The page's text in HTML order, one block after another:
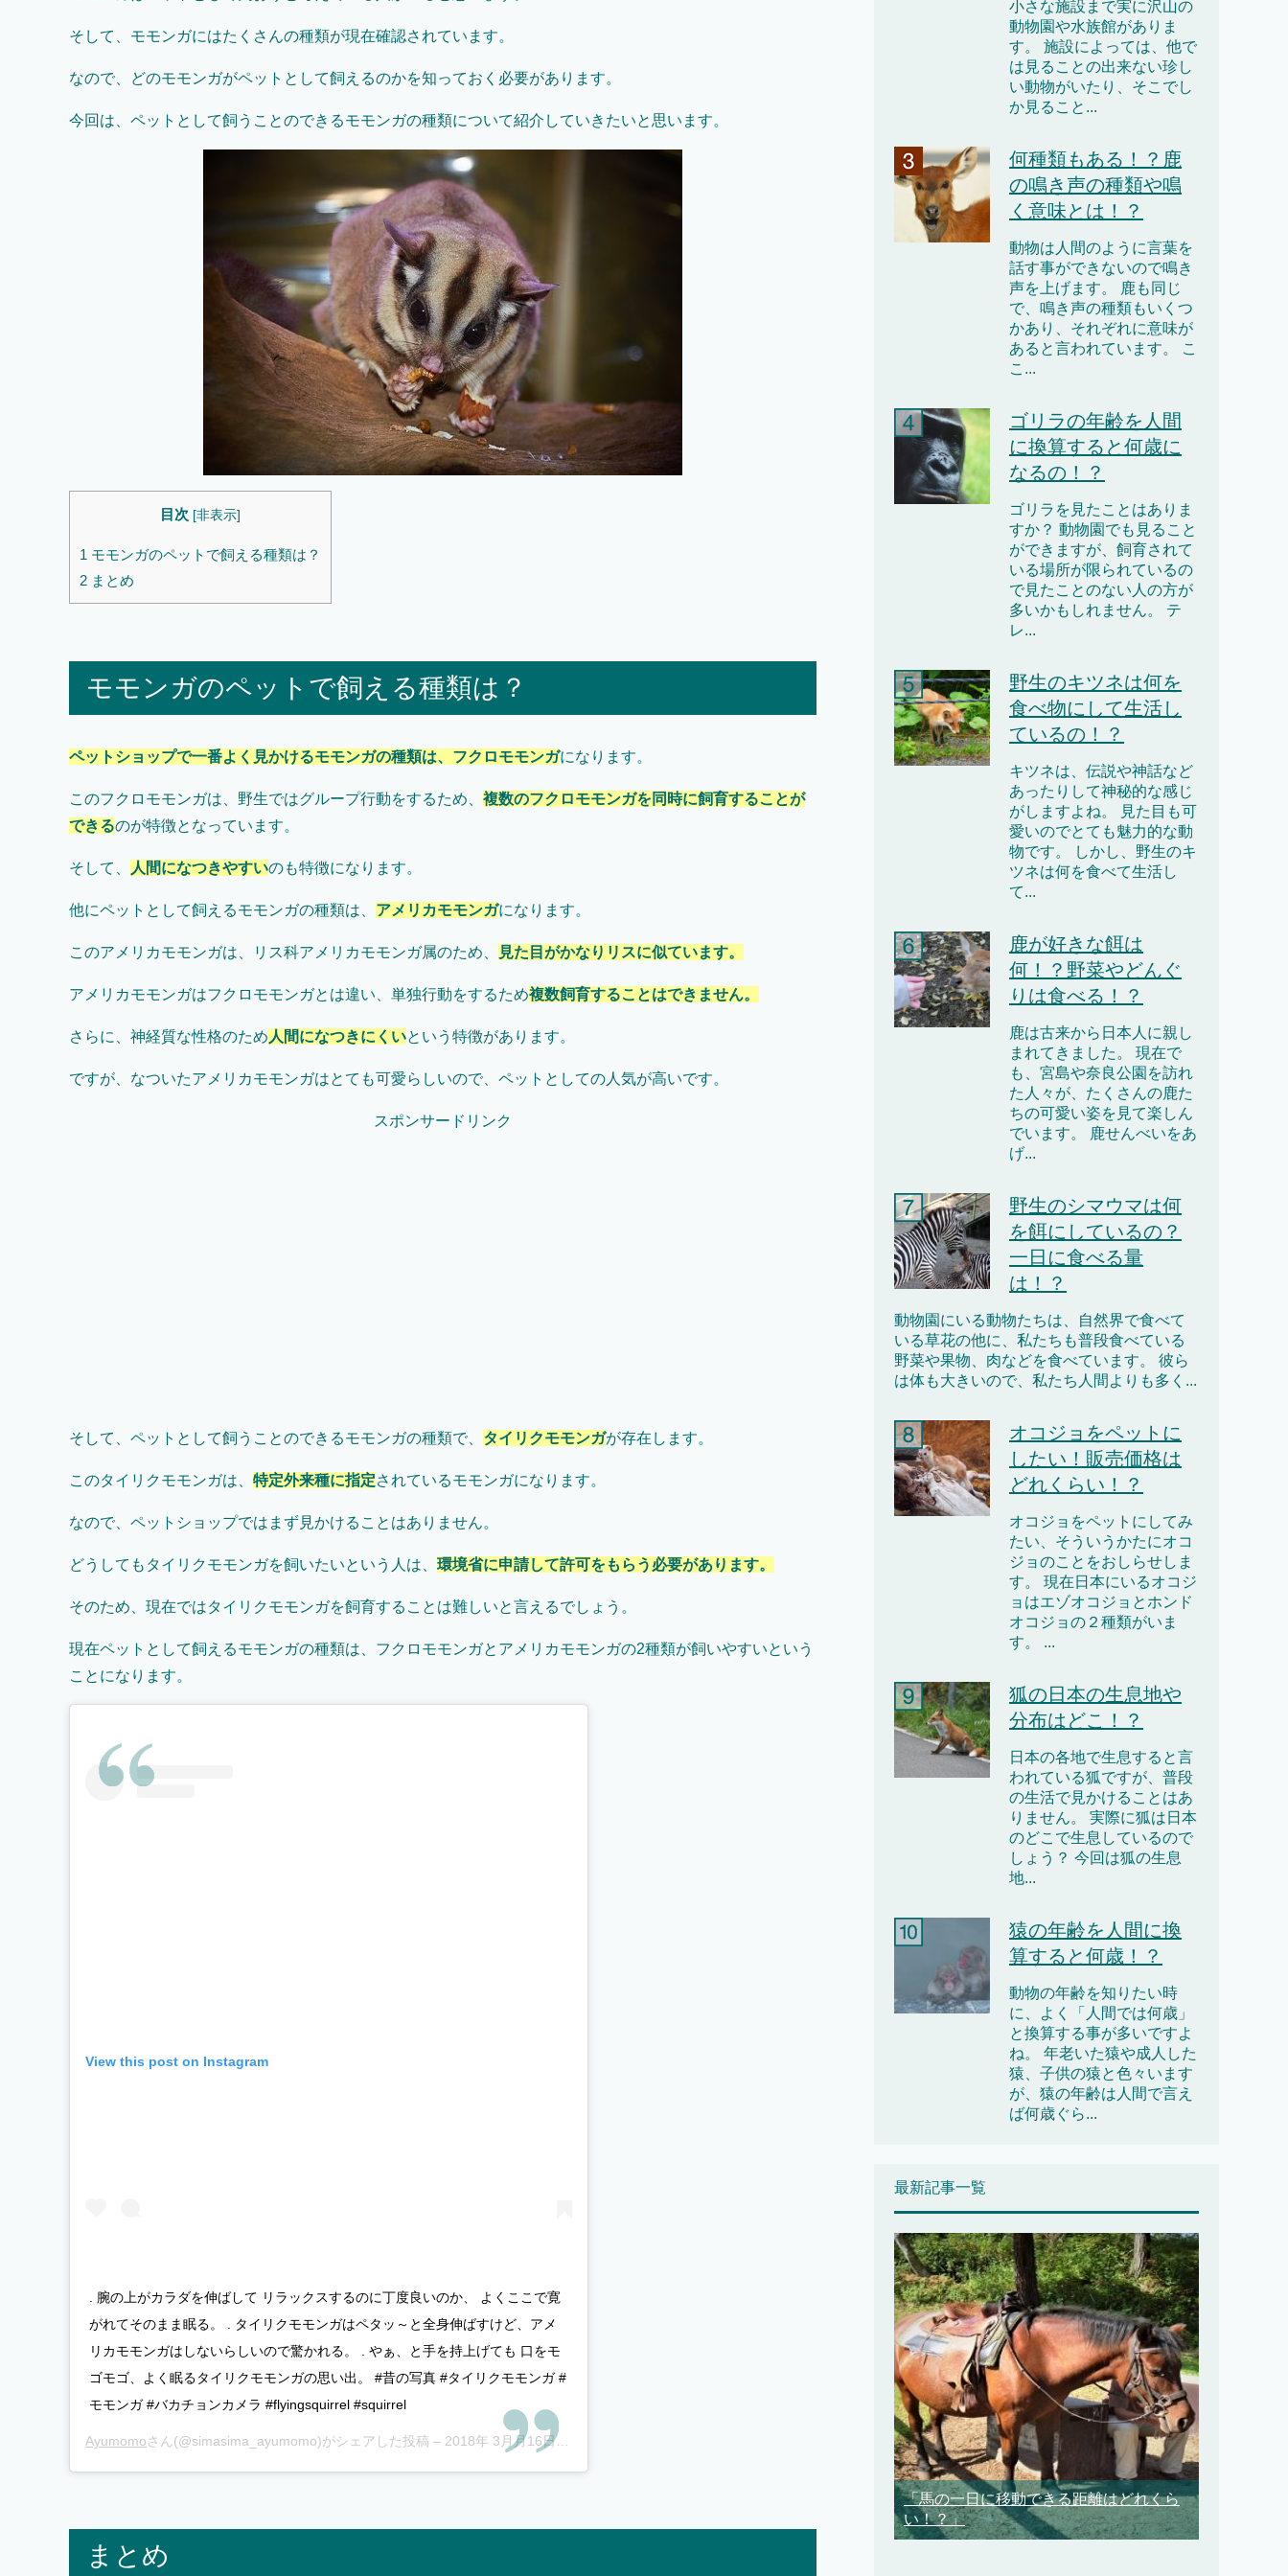
そして、モモンガにはたくさんの種類が現在確認されています。
なので、どのモモンガがペットとして飼えるのかを知っておく必要があります。
今回は、ペットとして飼うことのできるモモンガの種類について紹介していきたいと思います。
目次 [非表示]
1 モモンガのペットで飼える種類は？
2 まとめ
モモンガのペットで飼える種類は？
ペットショップで一番よく見かけるモモンガの種類は、フクロモモンガになります。
このフクロモモンガは、野生ではグループ行動をするため、 複数のフクロモモンガを同時に飼育することが
できるのが特徴となっています。
そして、 人間になつきやすいのも特徴になります。
他にペットとして飼えるモモンガの種類は、 アメリカモモンガになります。
このアメリカモモンガは、リス科アメリカモモンガ属のため、 見た目がかなりリスに似ています。
アメリカモモンガはフクロモモンガとは違い、単独行動をするため複数飼育することはできません。
さらに、神経質な性格のため 人間になつきにくいという特徴があります。
ですが、なついたアメリカモモンガはとても可愛らしいので、ペットとしての人気が高いです。
スポンサードリンク
そして、ペットとして飼うことのできるモモンガの種類で、 タイリクモモンガが存在します。
このタイリクモモンガは、 特定外来種に指定されているモモンガになります。
なので、ペットショップではまず見かけることはありません。
どうしてもタイリクモモンガを飼いたいという人は、 環境省に申請して許可をもらう必要があります。
そのため、現在ではタイリクモモンガを飼育することは難しいと言えるでしょう。
現在ペットとして飼えるモモンガの種類は、フクロモモンガとアメリカモモンガの2種類が飼いやすいという
ことになります。
View this post on Instagram
. 腕の上がカラダを伸ばして リラックスするのに丁度良いのか、 よくここで寛
がれてそのまま眠る。 . タイリクモモンガはペタッ～と全身伸ばすけど、アメ
リカモモンガはしないらしいので驚かれる。 . やぁ、と手を持上げても 口をモ
ゴモゴ、よく眠るタイリクモモンガの思い出。 #昔の写真 #タイリクモモンガ #
モモンガ #バカチョンカメラ #flyingsquirrel #squirrel
Ayumomoさん(@simasima_ayumomo)がシェアした投稿 – 2018年 3月月16日午後8時56分PDT
まとめ
小さな施設まで実に沢山の
動物園や水族館がありま
す。 施設によっては、他で
は見ることの出来ない珍し
い動物がいたり、そこでし
か見ること...
何種類もある！？鹿
の鳴き声の種類や鳴
く意味とは！？
動物は人間のように言葉を
話す事ができないので鳴き
声を上げます。 鹿も同じ
で、鳴き声の種類もいくつ
かあり、それぞれに意味が
あると言われています。 こ
こ...
ゴリラの年齢を人間
に換算すると何歳に
なるの！？
ゴリラを見たことはありま
すか？ 動物園でも見ること
ができますが、飼育されて
いる場所が限られているの
で見たことのない人の方が
多いかもしれません。 テ
レ...
野生のキツネは何を
食べ物にして生活し
ているの！？
キツネは、伝説や神話など
あったりして神秘的な感じ
がしますよね。 見た目も可
愛いのでとても魅力的な動
物です。 しかし、野生のキ
ツネは何を食べて生活し
て...
鹿が好きな餌は
何！？野菜やどんぐ
りは食べる！？
鹿は古来から日本人に親し
まれてきました。 現在で
も、宮島や奈良公園を訪れ
た人々が、たくさんの鹿た
ちの可愛い姿を見て楽しん
でいます。 鹿せんべいをあ
げ...
野生のシマウマは何
を餌にしているの？
一日に食べる量
は！？
動物園にいる動物たちは、自然界で食べて
いる草花の他に、私たちも普段食べている
野菜や果物、肉などを食べています。 彼ら
は体も大きいので、私たち人間よりも多く...
オコジョをペットに
したい！販売価格は
どれくらい！？
オコジョをペットにしてみ
たい、そういうかたにオコ
ジョのことをおしらせしま
す。 現在日本にいるオコジ
ョはエゾオコジョとホンド
オコジョの２種類がいま
す。 ...
狐の日本の生息地や
分布はどこ！？
日本の各地で生息すると言
われている狐ですが、普段
の生活で見かけることはあ
りません。 実際に狐は日本
のどこで生息しているので
しょう？ 今回は狐の生息
地...
猿の年齢を人間に換
算すると何歳！？
動物の年齢を知りたい時
に、よく「人間では何歳」
と換算する事が多いですよ
ね。 年老いた猿や成人した
猿、子供の猿と色々います
が、猿の年齢は人間で言え
ば何歳ぐら...
最新記事一覧
「馬の一日に移動できる距離はどれくら
い！？」